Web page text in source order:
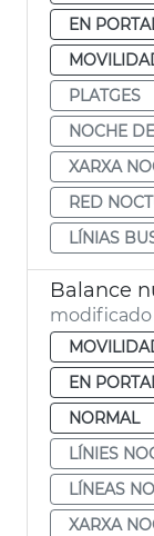
EN
PLATGES
NOCHE
XARXA
RED
LÍNIAS
Balance
modificado
EN
NORMAL
LÍNIES
LÍNEAS
XARXA